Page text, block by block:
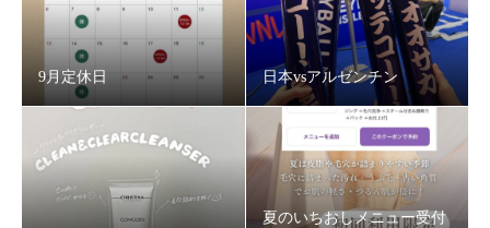
9月定休日 日本vsアルゼンチン
夏のいちおしメニュー受付